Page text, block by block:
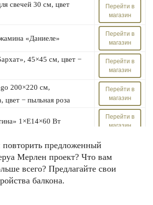
свечей 30 см, цвет
Перейти в
магазин
«Даниеле»
Перейти в
магазин
45×45 см, цвет −
Перейти в
магазин
200×220 см,
цвет − пыльная роза
Перейти в
магазин
1×E14×60 Вт
Перейти в
магазин
33×40 см «Bride and
цвет чёрный
Перейти в
предложенный
Мерлен проект? Что вам
всего? Предлагайте свои
балкона.